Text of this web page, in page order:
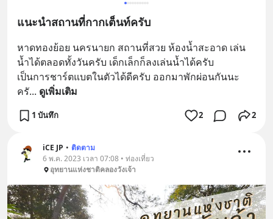
แนะนำสถานที่กากเต็นท์ครับ
หาดทองย้อย นครนายก สถานที่สวย ห้องน้ำสะอาด เล่น
น้ำได้ตลอดทั้งวันครับ เด็กเล็กก็ลงเล่นน้ำได้ครับ
เป็นการชาร์ตแบตในตัวได้ดีครับ ออกมาพักผ่อนกันนะ
ครั... ดูเพิ่มเติม
1 บันทึก 2 2
iCE JP • ติดตาม
6 พ.ค. 2023 เวลา 07:08 • ท่องเที่ยว
อุทยานแห่งชาติคลองวังเจ้า